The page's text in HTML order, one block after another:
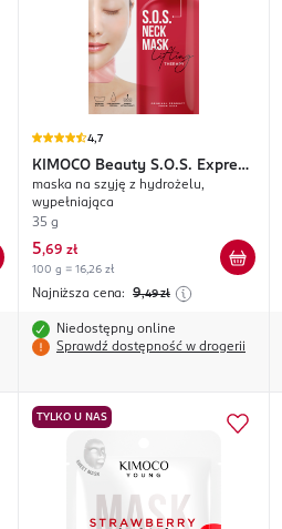
4,7
KIMOCO Beauty S.O.S. Express
Lifting Therapy
maska na szyję z hydrożelu,
wypełniająca
35 g
5,69 zł
100 g = 16,26 zł
Najniższa cena: 9,49 zł
Niedostępny online
Sprawdź dostępność w drogerii
TYLKO U NAS